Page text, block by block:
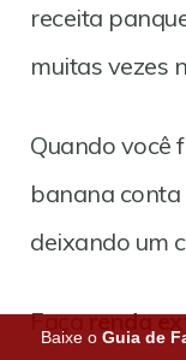
receita
muitas vezes
Quando você
banana conta
deixando um
Façarenda
Baixe o Guia de